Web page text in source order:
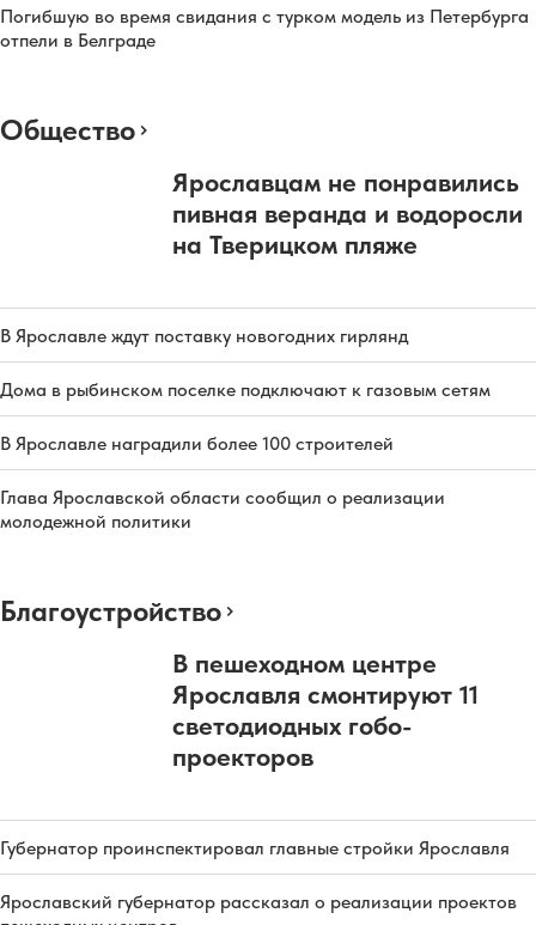
Погибшую во время свидания с турком модель из Петербурга
отпели в Белграде
Общество
Ярославцам не понравились
пивная веранда и водоросли
на Тверицком пляже
В Ярославле ждут поставку новогодних гирлянд
Дома в рыбинском поселке подключают к газовым сетям
В Ярославле наградили более 100 строителей
Глава Ярославской области сообщил о реализации
молодежной политики
Благоустройство
В пешеходном центре
Ярославля смонтируют 11
светодиодных гобо-
проекторов
Губернатор проинспектировал главные стройки Ярославля
Ярославский губернатор рассказал о реализации проектов